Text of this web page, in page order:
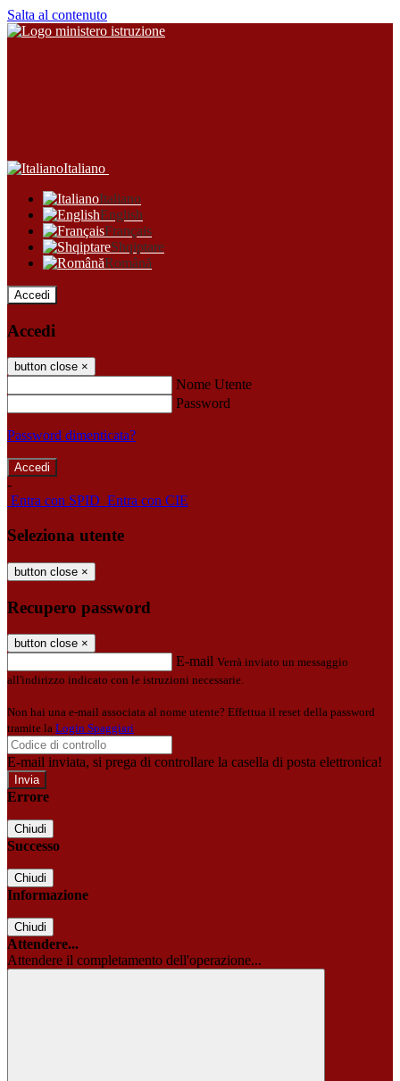
Salta al contenuto
Italiano
Italiano
English
Français
Shqiptare
Română
Accedi
Accedi
button close ×
Nome Utente
Password
Password dimenticata?
-
Entra con SPID Entra con CIE
Seleziona utente
button close ×
Recupero password
button close ×
E-mail Verrà inviato un messaggio
all'indirizzo indicato con le istruzioni necessarie.
Non hai una e-mail associata al nome utente? Effettua il reset della password
tramite la Login Spaggiari
E-mail inviata, si prega di controllare la casella di posta elettronica!
Errore
Chiudi
Successo
Chiudi
Informazione
Chiudi
Attendere...
Attendere il completamento dell'operazione...